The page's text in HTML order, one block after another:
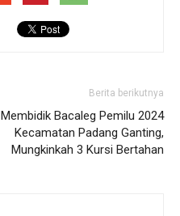
Berita berikutnya
Membidik Bacaleg Pemilu 2024
Kecamatan Padang Ganting,
Mungkinkah 3 Kursi Bertahan